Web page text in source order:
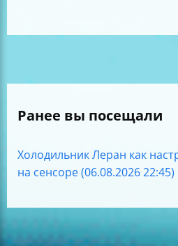
Ранее вы посещали
Холодильник Леран как
на сенсоре (06.08.2026 22:45)